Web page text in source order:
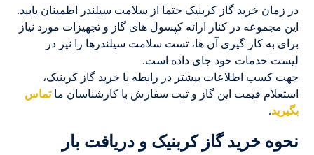
در زمان خرید گاز کربنیک حتما از سلامت سیلندر اطمینان یابید.
این مجموعه در کنار ارائه کپسول های گاز و تجهیزات مورد نیاز
برای به کار گیری آن ها، تست سلامت سیلندرها را نیز در
لیست خدمات خود جای داده است.
جهت کسب اطلاعات بیشتر در رابطه با خرید گاز کربنیک،
استعلام قیمت این گاز و ثبت سفارش با کارشناسان ماتماس
بگیرید.
نحوه خرید گاز کربنیک و دریافت بار